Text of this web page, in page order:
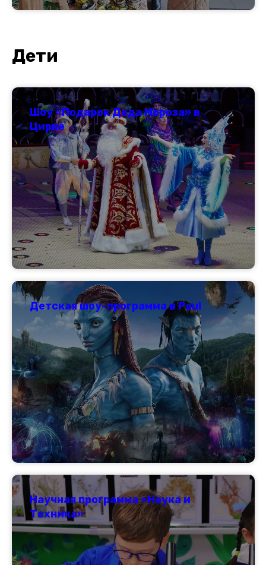
Дети
Шоу «Подарок Деда Мороза» в
Цирке
Детская шоу-программа в Paul
Научная программа «Наука и
Техника»